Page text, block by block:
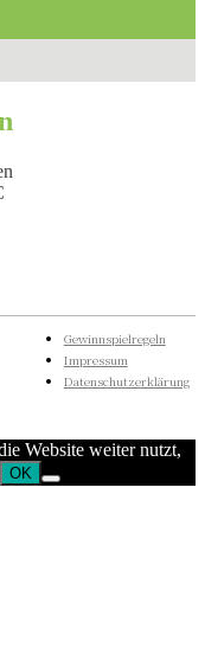
Gewinnspielregeln
Impressum
Datenschutzerklärung
Website weiter nutzt,
OK